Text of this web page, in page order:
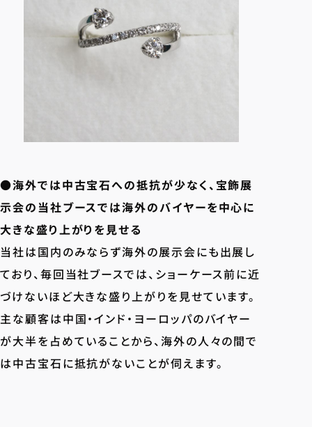
●海外では中古宝石への抵抗が少なく、宝飾展
示会の当社ブースでは海外のバイヤーを中心に
大きな盛り上がりを見せる
当社は国内のみならず海外の展示会にも出展し
ており、毎回当社ブースでは、ショーケース前に近
づけないほど大きな盛り上がりを見せています。
主な顧客は中国・インド・ヨーロッパのバイヤー
が大半を占めていることから、海外の人々の間で
は中古宝石に抵抗がないことが伺えます。